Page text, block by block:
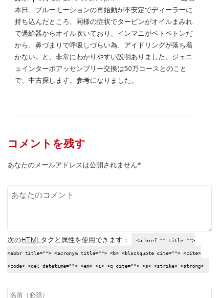
本日、ブルーモーションの再始動が不安定でディーラーに
持ち込んだところ、同様の症状でタービンがオイルまみれ
で過給器からオイル吹いており、インマニがベトベトンだ
から、鼻づまりで呼吸しづらい為、アイドリングが落ち着
かない。と、非常にわかりやすい説明ありました。ジェニ
ュインターボアッセンブリー交換は50万コースとのこと
で、中古探します。参考になりました。
コメントを残す
あなたのメールアドレスは公開されません*
次のHTML タグと属性を使用できます： <a href="" title="">
<abbr title=""> <acronym title=""> <b> <blockquote cite=""> <cite>
<code> <del datetime=""> <em> <i> <q cite=""> <s> <strike> <strong>